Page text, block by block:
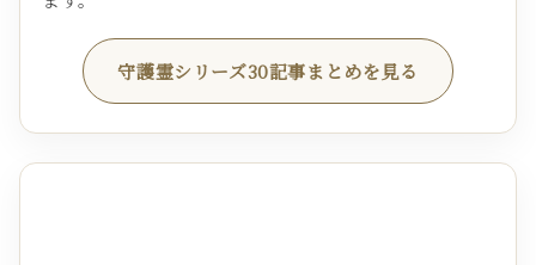
守護霊シリーズ30記事まとめを見る